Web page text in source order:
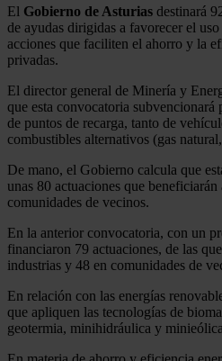
El Gobierno de Asturias destinará
de ayudas dirigidas a favorecer el
acciones que faciliten el ahorro y la
privadas.
El director general de Minería y
que esta convocatoria
de puntos de recarga, tanto de
combustibles alternativos (gas
De mano, el Gobierno calcula que
unas 80 actuaciones que beneficiarán
comunidades de vecinos.
En la anterior convocatoria, con un
financiaron 79 actuaciones, de las
industrias y 48 en comunidades de
En relación con las energías
que apliquen las tecnologías de
geotermia, minihidráulica y